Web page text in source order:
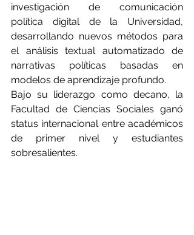
investigación de comunicación
política digital de la Universidad,
desarrollando nuevos métodos para
el análisis textual automatizado de
narrativas políticas basadas en
modelos de aprendizaje profundo.
Bajo su liderazgo como decano, la
Facultad de Ciencias Sociales ganó
status internacional entre académicos
de primer nivel y estudiantes
sobresalientes.